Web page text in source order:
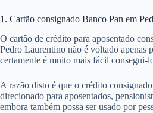
1. Cartão consignado Banco Pan em
O cartão de crédito para aposentado
Pedro Laurentino não é voltado apenas
certamente é muito mais fácil consegui-
A razão disto é que o crédito
direcionado para aposentados,
embora também possa ser usado por